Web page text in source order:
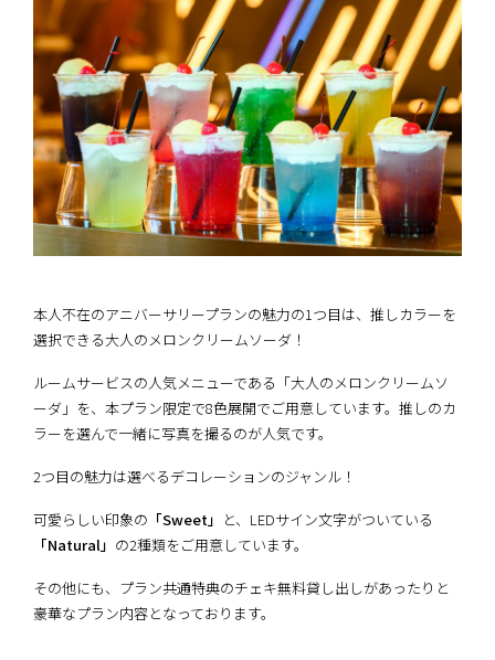
本人不在のアニバーサリープランの魅力の1つ目は、推しカラーを
選択できる大人のメロンクリームソーダ！
ルームサービスの人気メニューである「大人のメロンクリームソ
ーダ」を、本プラン限定で8色展開でご用意しています。推しのカ
ラーを選んで一緒に写真を撮るのが人気です。
2つ目の魅力は選べるデコレーションのジャンル！
可愛らしい印象の 「Sweet」 と、LEDサイン文字がついている
「Natural」 の2種類をご用意しています。
その他にも、プラン共通特典のチェキ無料貸し出しがあったりと
豪華なプラン内容となっております。